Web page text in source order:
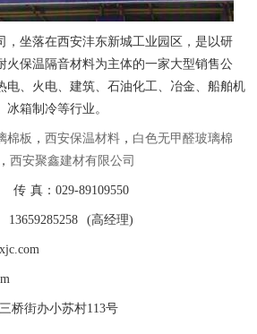
，坐落在西安沣东新城工业园区，是以研
火保温隔音材料为主体的一家大型销售公
电、火电、建筑、石油化工、冶金、船舶机
箱制冷等行业。
棉板 ，西安保温材料 ， 白色无甲醛玻璃棉
，西安聚鑫建材有限公司
传 真：029-89109550
(高经理)
桥街办小苏村113号